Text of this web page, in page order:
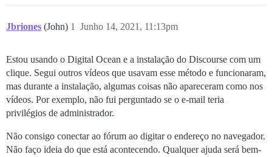
Jbriones (John) Junho 14, 2021, 11:13pm
1
Estou usando o Digital Ocean e a instalação do Discourse com um
clique. Segui outros vídeos que usavam esse método e funcionaram,
mas durante a instalação, algumas coisas não apareceram como nos
vídeos. Por exemplo, não fui perguntado se o e-mail teria
privilégios de administrador.
Não consigo conectar ao fórum ao digitar o endereço no navegador.
Não faço ideia do que está acontecendo. Qualquer ajuda será bem-